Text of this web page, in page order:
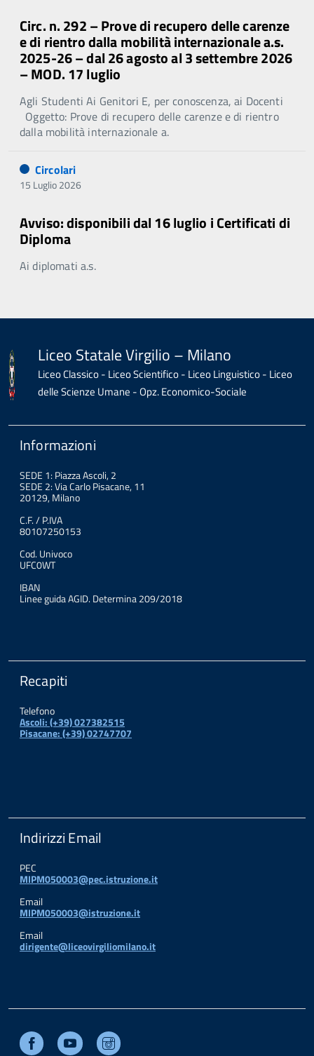
Circ. n. 292 – Prove di recupero delle carenze
e di rientro dalla mobilità internazionale a.s.
2025-26 – dal 26 agosto al 3 settembre 2026
– MOD. 17 luglio
Agli Studenti Ai Genitori E, per conoscenza, ai Docenti
Oggetto: Prove di recupero delle carenze e di rientro
dalla mobilità internazionale a.
Circolari
15 Luglio 2026
Avviso: disponibili dal 16 luglio i Certificati di
Diploma
Ai diplomati a.s.
Liceo Statale Virgilio – Milano
Liceo Classico - Liceo Scientifico - Liceo Linguistico - Liceo
delle Scienze Umane - Opz. Economico-Sociale
Informazioni
SEDE 1: Piazza Ascoli, 2
SEDE 2: Via Carlo Pisacane, 11
20129, Milano
C.F. / P.IVA
80107250153
Cod. Univoco
UFC0WT
IBAN
Linee guida AGID. Determina 209/2018
Recapiti
Telefono
Ascoli: (+39) 027382515
Pisacane: (+39) 02747707
Indirizzi Email
PEC
MIPM050003@pec.istruzione.it
Email
MIPM050003@istruzione.it
Email
dirigente@liceovirgiliomilano.it
Facebook Youtube